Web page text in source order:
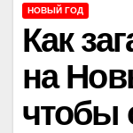
НОВЫЙ ГОД
Как
на
чтобы